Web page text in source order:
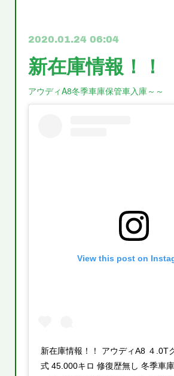
2020.01.24 06:04
新在庫情報！！
アウディA8冬季車庫保管車入庫～～
View this post on
新在庫情報！！ アウディA8 ４.0T
式 45.000キロ 修復歴無し 冬季車